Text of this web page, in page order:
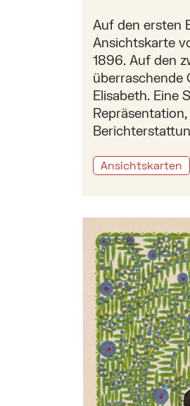
Auf den ersten
Ansichtskarte
1896. Auf den
überraschende
Elisabeth. Eine
Ansichtskarten
Mehr zu: